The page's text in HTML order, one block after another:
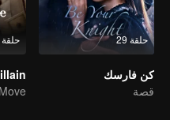
حلقة 29
كن فارسك
قصة
حلقة 24